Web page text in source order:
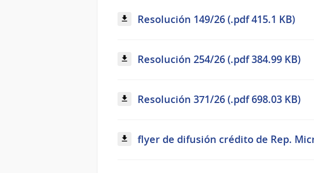
Resolución 149/26 (.pdf 415.1 KB)
Resolución 254/26 (.pdf 384.99 KB)
Resolución 371/26 (.pdf 698.03 KB)
flyer de difusión crédito de Rep.